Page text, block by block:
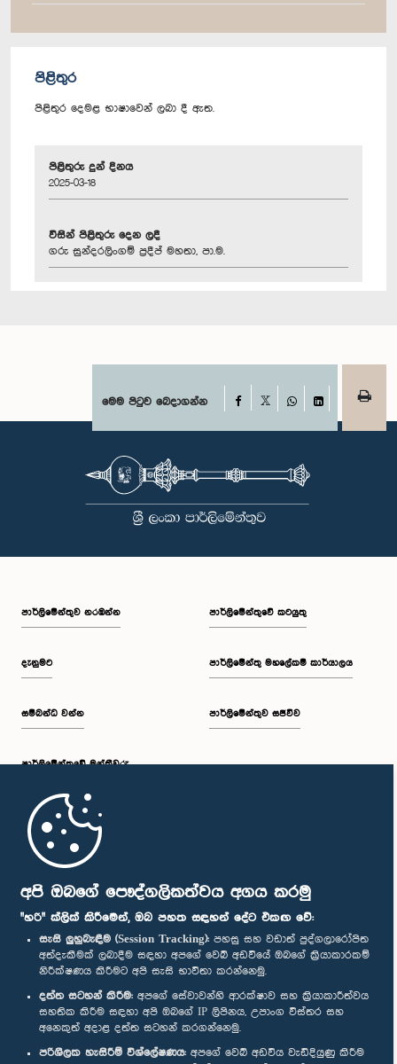
අපි ඔබගේ පෞද්ගලිකත්වය අගය කරමු
"හරි" ක්ලික් කිරීමෙන්, ඔබ පහත සඳහන් දේට එකඟ වේ:
සැසි ලුහුබැඳීම (Session Tracking): පහසු සහ වඩාත් පුද්ගලාරෝපිත
අත්දැකීමක් ලබාදීම සඳහා අපගේ වෙබ් අඩවියේ ඔබගේ ක්‍රියාකාරකම්
නිරීක්ෂණය කිරීමට අපි සැසි භාවිතා කරන්නෙමු.
දත්ත සටහන් කිරීම: අපගේ සේවාවන්හි ආරක්ෂාව සහ ක්‍රියාකාරීත්වය
සහතික කිරීම සඳහා අපි ඔබගේ IP ලිපිනය, උපාංග විස්තර සහ
අනෙකුත් අදාළ දත්ත සටහන් කරගන්නෙමු.
පරිශීලක හැසිරීම් විශ්ලේෂණය: අපගේ වෙබ් අඩවිය වැඩිදියුණු කිරීම
පිළිතුර
පිළිතුර දෙමළ භාෂාවෙන් ලබා දී ඇත.
පිළිතුරු දුන් දිනය
2025-03-18
විසින් පිළිතුරු දෙන ලදී
ගරු සුන්දරලිංගම් ප්‍රදීප් මහතා, පා.ම.
මෙම පිටුව බෙදාගන්න Facebook
WhatsAppLinkedIn
පාර්ලි‌මේන්තුව නරඹන්න
දැනුමට
සම්බන්ධ වන්න
පාර්ලි‌මේන්තුවේ මන්ත්‍රීවරු
මුල් පිටුව
පාර්ලිමේන්තුවේ කටයුතු
පාර්ලිමේන්තු මහලේකම් කාර්යාලය
පාර්ලිමේන්තුව සජීවීව
පාර්ලිමේන්තු ජංගම යෙදුම
අප හා සම්බන්ධ වී සිටින්න :
සම්මාන